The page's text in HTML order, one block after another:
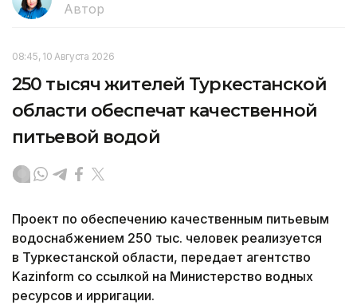
Автор
08:45, 10 Августа 2026
250 тысяч жителей Туркестанской
области обеспечат качественной
питьевой водой
Проект по обеспечению качественным питьевым
водоснабжением 250 тыс. человек реализуется
в Туркестанской области, передает агентство
Kazinform со ссылкой на Министерство водных
ресурсов и ирригации.